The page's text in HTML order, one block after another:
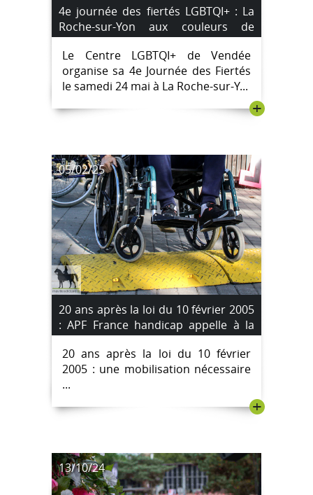
4e journée des fiertés LGBTQI+ : La
Roche-sur-Yon aux couleurs de
l’inclusion #Marche des Fiertés
Le Centre LGBTQI+ de Vendée
organise sa 4e Journée des Fiertés
le samedi 24 mai à La Roche-sur-Y...
+
05/02/25
20 ans après la loi du 10 février 2005
: APF France handicap appelle à la
mobilisation
20 ans après la loi du 10 février
2005 : une mobilisation nécessaire
...
+
13/10/24